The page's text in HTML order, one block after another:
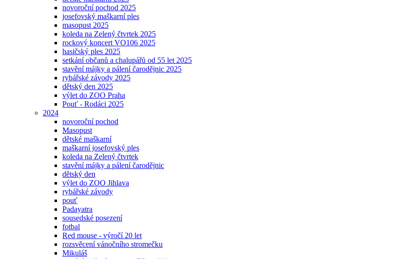
novoroční pochod 2025
josefovský maškarní ples
masopust 2025
koleda na Zelený čtvrtek 2025
rockový koncert VO106 2025
hasičský ples 2025
setkání občanů a chalupářů od 55 let 2025
stavění májky a pálení čarodějnic 2025
rybářské závody 2025
dětský den 2025
výlet do ZOO Praha
Pouť - Rodáci 2025
2024
novoroční pochod
Masopust
dětské maškarní
maškarní josefovský ples
koleda na Zelený čtvrtek
stavění májky a pálení čarodějnic
dětský den
výlet do ZOO Jihlava
rybářské závody
pouť
Padayatra
sousedské posezení
fotbal
Red mouse - výročí 20 let
rozsvěcení vánočního stromečku
Mikuláš